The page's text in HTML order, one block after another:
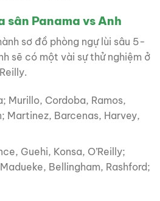
sân Panama vs Anh
sơ đồ phòng ngự lùi sâu 5-
sẽ có một vài sự thử nghiệm ở
Murillo, Cordoba, Ramos,
Martinez, Barcenas, Harvey,
Guehi, Konsa, O’Reilly;
Bellingham, Rashford;